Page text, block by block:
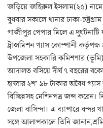
জড়িয়ে জহিরুল ইসলাম(২৫) নামে
বুধবার সকালে থানার ঢাকা-
গাজীপুর পেপার মিলে এ
ট্রান্সমিশন গ্যাস কোম্পানী কর্তৃপক্ষ
উপজেলা সহকারি কমিশণার (ভূমি)
আদালত বসিয়ে দীর্ঘ ৭ বছরের
হাজার ২শ’ ৯৮ টাকার অবৈধ গ্যাস
বিচ্ছিন্নসহ মেশিনপত্র জব্দ
জেলা বাসিন্দা। এ ব্যাপারে
সঙ্গে আলাপকালে তিনি